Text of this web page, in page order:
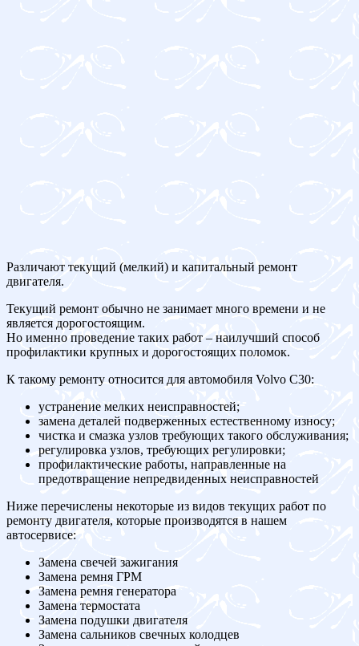
Различают текущий (мелкий) и капитальный ремонт
двигателя.
Текущий ремонт обычно не занимает много времени и не
является дорогостоящим.
Но именно проведение таких работ – наилучший способ
профилактики крупных и дорогостоящих поломок.
К такому ремонту относится для автомобиля Volvo C30:
устранение мелких неисправностей;
замена деталей подверженных естественному износу;
чистка и смазка узлов требующих такого обслуживания;
регулировка узлов, требующих регулировки;
профилактические работы, направленные на
предотвращение непредвиденных неисправностей
Ниже перечислены некоторые из видов текущих работ по
ремонту двигателя, которые производятся в нашем
автосервисе:
Замена свечей зажигания
Замена ремня ГРМ
Замена ремня генератора
Замена термостата
Замена подушки двигателя
Замена сальников свечных колодцев